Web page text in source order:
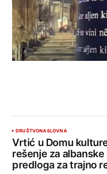
DRUŠTVONASLOVNA
Vrtić u Domu
rešenje za
predloga za trajno